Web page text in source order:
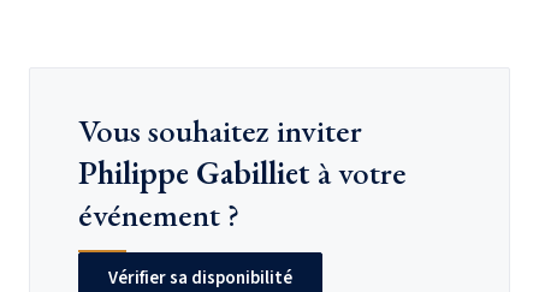
Vous souhaitez inviter
Philippe Gabilliet à votre
événement ?
Vérifier sa disponibilité